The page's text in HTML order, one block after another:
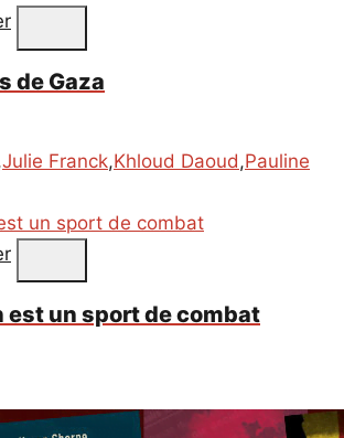
de Gaza
Julie Franck,Khloud Daoud,Pauline
est un sport de combat